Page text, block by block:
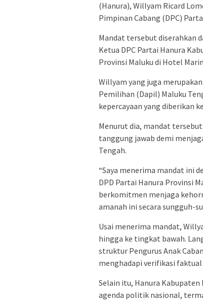
(Hanura), Willyam Ricard
Pimpinan Cabang (DPC)
Mandat tersebut diserahkan
Ketua DPC Partai Hanura
Provinsi Maluku di Hotel
Willyam yang juga
Pemilihan (Dapil) Maluku
kepercayaan yang diberikan
Menurut dia, mandat
tanggung jawab demi
Tengah.
“Saya menerima mandat ini
DPD Partai Hanura Provinsi
berkomitmen menjaga
amanah ini secara sungguh-
Usai menerima mandat,
hingga ke tingkat bawah.
struktur Pengurus Anak
menghadapi verifikasi
Selain itu, Hanura
agenda politik nasional,